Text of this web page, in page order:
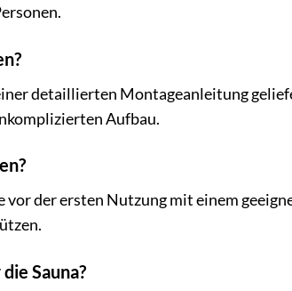
detaillierten Montageanleitung
Aufbau.
vor der ersten Nutzung mit einem
Sauna?